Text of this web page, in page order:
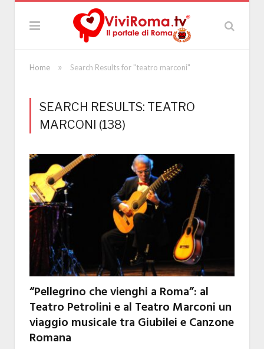
Home » Search Results for "teatro marconi"
SEARCH RESULTS: TEATRO
MARCONI (138)
“Pellegrino che vienghi a Roma”: al
Teatro Petrolini e al Teatro Marconi un
viaggio musicale tra Giubilei e Canzone
Romana